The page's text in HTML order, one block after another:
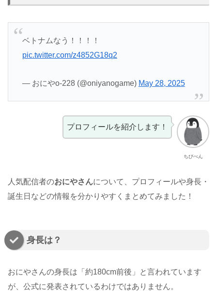
ベトナムなう！！！！
pic.twitter.com/z4852G18q2
— おにやo-228 (@oniyanogame) May 28, 2025
ちびぺん
プロフィールを紹介します！
人気配信者のおにやさんについて、プロフィールや身長・
誕生日などの情報を分かりやすくまとめてみました！
身長は？
おにやさんの身長は「約180cm前後」と言われています
が、公式に発表されているわけではありません。